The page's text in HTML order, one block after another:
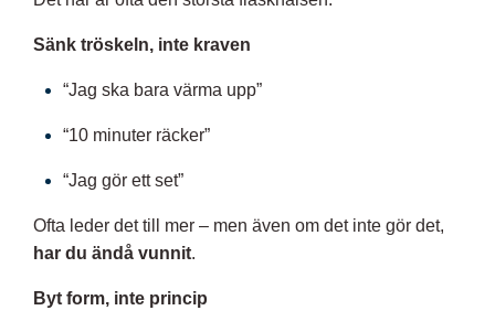
Sänk tröskeln, inte kraven
“Jag ska bara värma upp”
“10 minuter räcker”
“Jag gör ett set”
Ofta leder det till mer – men även om det inte gör det,
har du ändå vunnit.
Byt form, inte princip